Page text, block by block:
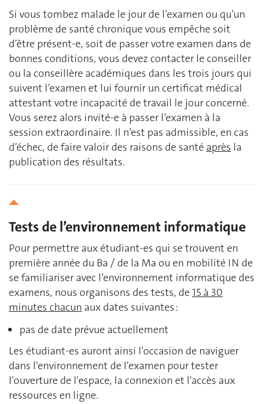
Si vous tombez malade le jour de l’examen ou qu’un
problème de santé chronique vous empêche soit
d’être présent-e, soit de passer votre examen dans de
bonnes conditions, vous devez contacter le conseiller
ou la conseillère académiques dans les trois jours qui
suivent l’examen et lui fournir un certificat médical
attestant votre incapacité de travail le jour concerné.
Vous serez alors invité-e à passer l’examen à la
session extraordinaire. Il n’est pas admissible, en cas
d’échec, de faire valoir des raisons de santé après la
publication des résultats.
Tests de l’environnement informatique
Pour permettre aux étudiant-es qui se trouvent en
première année du Ba / de la Ma ou en mobilité IN de
se familiariser avec l’environnement informatique des
examens, nous organisons des tests, de15 à 30
minutes chacun aux dates suivantes :
pas de date prévue actuellement
Les étudiant-es auront ainsi l'occasion de naviguer
dans l'environnement de l'examen pour tester
l'ouverture de l'espace, la connexion et l'accès aux
ressources en ligne.